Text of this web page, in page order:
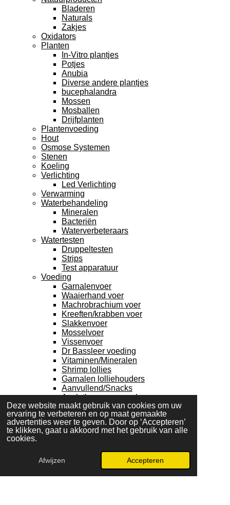
Deze website maakt gebruik van cookies om uw
ervaring te verbeteren en op maat gemaakte
advertenties weer te geven. Door op ‘Accepteren’
te klikken, gaat u akkoord met het gebruik van alle
cookies.
Afwijzen Accepteren
Bladeren
Naturals
Zakjes
Oxidators
Planten
In-Vitro plantjes
Potjes
Anubia
Diverse andere plantjes
bucephalandra
Mossen
Mosballen
Drijfplanten
Plantenvoeding
Hout
Osmose Systemen
Stenen
Koeling
Verlichting
Led Verlichting
Verwarming
Waterbehandeling
Mineralen
Bacteriën
Waterverbeteraars
Watertesten
Druppeltesten
Strips
Test apparatuur
Voeding
Garnalenvoer
Waaierhand voer
Machrobrachium voer
Kreeften/krabben voer
Slakkenvoer
Mosselvoer
Vissenvoer
Dr Bassleer voeding
Vitaminen/Mineralen
Shrimp lollies
Garnalen lolliehouders
Aanvullend/Snacks
Axolotl voer en snacks
Verpakkingsmateriaal
Knaagdieren
Kooien
Konijnen/Cavia kooi
Contact
Zoeken